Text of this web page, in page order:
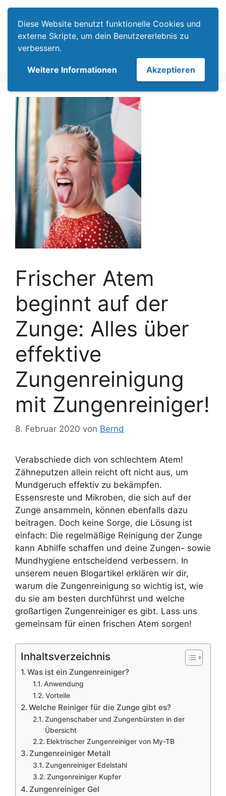
Diese Website benutzt funktionelle Cookies und
externe Skripte, um dein Benutzererlebnis zu
verbessern.
Weitere Informationen Akzeptieren
Zum
Inhalt
springen
Frischer Atem
beginnt auf der
Zunge: Alles über
effektive
Zungenreinigung
mit Zungenreiniger!
8. Februar 2020 von Bernd
Verabschiede dich von schlechtem Atem!
Zähneputzen allein reicht oft nicht aus, um
Mundgeruch effektiv zu bekämpfen.
Essensreste und Mikroben, die sich auf der
Zunge ansammeln, können ebenfalls dazu
beitragen. Doch keine Sorge, die Lösung ist
einfach: Die regelmäßige Reinigung der Zunge
kann Abhilfe schaffen und deine Zungen- sowie
Mundhygiene entscheidend verbessern. In
unserem neuen Blogartikel erklären wir dir,
warum die Zungenreinigung so wichtig ist, wie
du sie am besten durchführst und welche
großartigen Zungenreiniger es gibt. Lass uns
gemeinsam für einen frischen Atem sorgen!
Inhaltsverzeichnis
Was ist ein Zungenreiniger?
Anwendung
Vorteile
Welche Reiniger für die Zunge gibt es?
Zungenschaber und Zungenbürsten in der
Übersicht
Elektrischer Zungenreiniger von My-TB
Zungenreiniger Metall
Zungenreiniger Edelstahl
Zungenreiniger Kupfer
Zungenreiniger Gel